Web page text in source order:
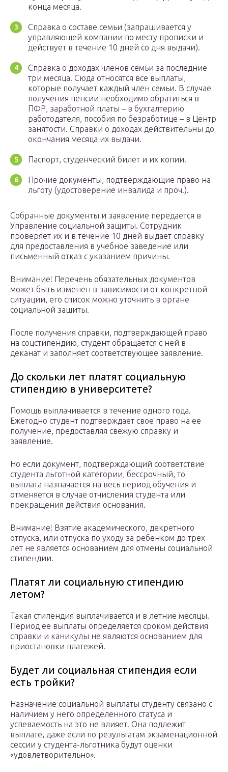
конца месяца.
Справка о составе семьи (запрашивается у
управляющей компании по месту прописки и
действует в течение 10 дней со дня выдачи).
Справка о доходах членов семьи за последние
три месяца. Сюда относятся все выплаты,
которые получает каждый член семьи. В случае
получения пенсии необходимо обратиться в
ПФР, заработной платы – в бухгалтерию
работодателя, пособия по безработице – в Центр
занятости. Справки о доходах действительны до
окончания месяца их выдачи.
Паспорт, студенческий билет и их копии.
Прочие документы, подтверждающие право на
льготу (удостоверение инвалида и проч.).
Собранные документы и заявление передается в
Управление социальной защиты. Сотрудник
проверяет их и в течение 10 дней выдает справку
для предоставления в учебное заведение или
письменный отказ с указанием причины.
Внимание! Перечень обязательных документов
может быть изменен в зависимости от конкретной
ситуации, его список можно уточнить в органе
социальной защиты.
После получения справки, подтверждающей право
на соцстипендию, студент обращается с ней в
деканат и заполняет соответствующее заявление.
До скольки лет платят социальную
стипендию в университете?
Помощь выплачивается в течение одного года.
Ежегодно студент подтверждает свое право на ее
получение, предоставляя свежую справку и
заявление.
Но если документ, подтверждающий соответствие
студента льготной категории, бессрочный, то
выплата назначается на весь период обучения и
отменяется в случае отчисления студента или
прекращения действия основания.
Внимание! Взятие академического, декретного
отпуска, или отпуска по уходу за ребенком до трех
лет не является основанием для отмены социальной
стипендии.
Платят ли социальную стипендию
летом?
Такая стипендия выплачивается и в летние месяцы.
Период ее выплаты определяется сроком действия
справки и каникулы не являются основанием для
приостановки платежей.
Будет ли социальная стипендия если
есть тройки?
Назначение социальной выплаты студенту связано с
наличием у него определенного статуса и
успеваемость на это не влияет. Она подлежит
выплате, даже если по результатам экзаменационной
сессии у студента-льготника будут оценки
«удовлетворительно».